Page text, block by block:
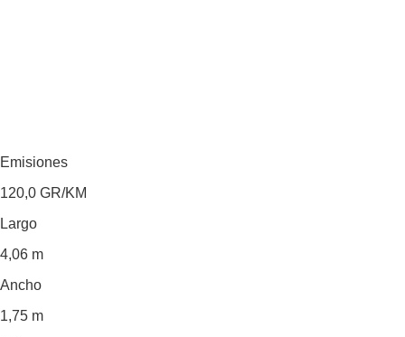
Emisiones
120,0 GR/KM
Largo
4,06 m
Ancho
1,75 m